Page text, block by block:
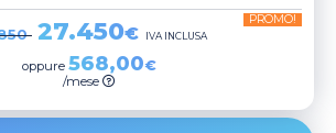
27.450€
PROMO!
IVA INCLUSA
oppure 568,00€
/mese